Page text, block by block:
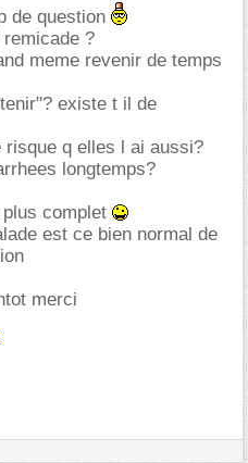
de question
?
meme revenir de temps
existe t il de
q elles l ai aussi?
longtemps?
complet
est ce bien normal de
merci